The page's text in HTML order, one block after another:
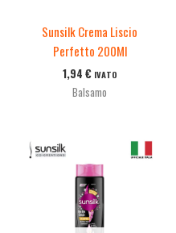
Sunsilk Crema Liscio
Perfetto 200Ml
1,94 € IVATO
Balsamo